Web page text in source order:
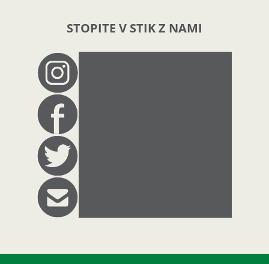
STOPITE V STIK Z NAMI